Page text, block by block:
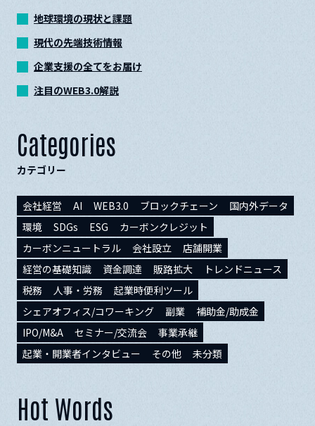
地球環境の現状と課題
現代の先端技術情報
企業支援の全てをお届け
注目のWEB3.0解説
Categories
カテゴリー
会社経営 AI WEB3.0 ブロックチェーン
国内外データ
環境
SDGs ESG
カーボンクレジット
カーボンニュートラル
会社設立
店舗開業
経営の基礎知識
資金調達 販路拡大
トレンドニュース
税務
人事・労務
起業時便利ツール
シェアオフィス/コワーキング
副業
補助金/助成金
IPO/M&A
セミナー/交流会
事業承継
起業・開業者インタビュー
その他 未分類
Hot Words